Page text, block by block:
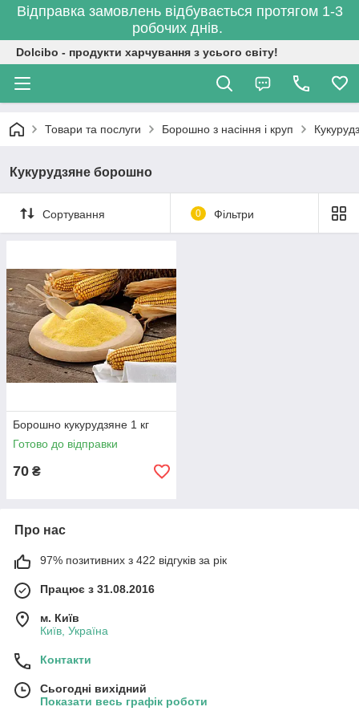
Відправка замовлень відбувається протягом 1-3
робочих днів.
Dolcibo - продукти харчування з усього світу!
Товари та послуги Борошно з насіння і круп
Кукурудзяне борошно
Сортування 0 Фільтри
Борошно кукурудзяне 1 кг
Готово до відправки
70 ₴
Про нас
97% позитивних з 422 відгуків за рік
Працює з 31.08.2016
м. Київ
Київ, Україна
Контакти
Сьогодні вихідний
Показати весь графік роботи